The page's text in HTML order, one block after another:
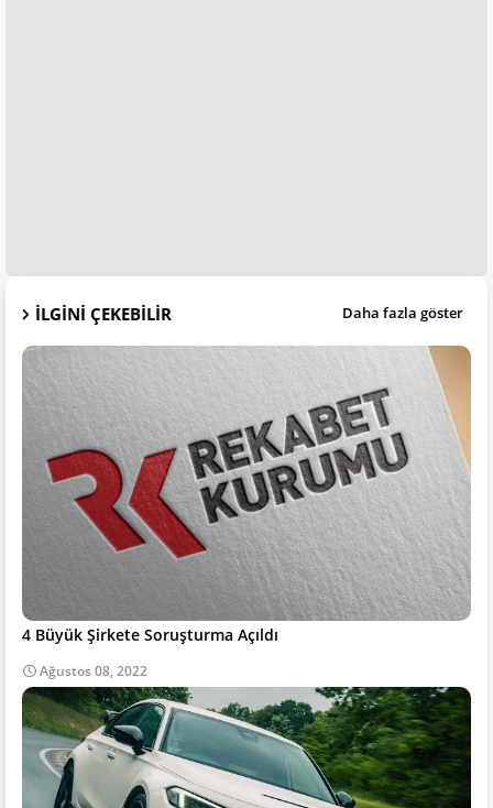
İLGINI ÇEKEBILIR Daha fazla göster
4 Büyük Şirkete Soruşturma Açıldı
Ağustos 08, 2022